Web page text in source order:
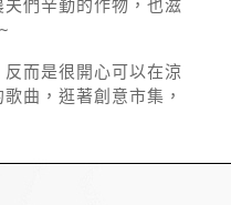
們辛勤的作物，也滋
而是很開心可以在涼
曲，逛著創意市集，